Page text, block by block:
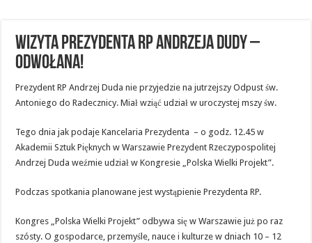
Wizyta Prezydenta RP Andrzeja Dudy –
odwołana!
Prezydent RP Andrzej Duda nie przyjedzie na jutrzejszy Odpust św.
Antoniego do Radecznicy. Miał wziąć udział w uroczystej mszy św.
Tego dnia jak podaje Kancelaria Prezydenta – o godz. 12.45 w
Akademii Sztuk Pięknych w Warszawie Prezydent Rzeczypospolitej
Andrzej Duda weźmie udział w Kongresie „Polska Wielki Projekt”.
Podczas spotkania planowane jest wystąpienie Prezydenta RP.
Kongres „Polska Wielki Projekt” odbywa się w Warszawie już po raz
szósty. O gospodarce, przemyśle, nauce i kulturze w dniach 10 – 12